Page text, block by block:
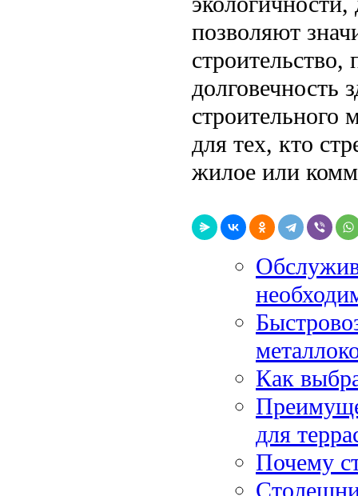
позволяют
строительство,
долговечность
строительного
для тех, кто
жилое или
Как
для
Почему